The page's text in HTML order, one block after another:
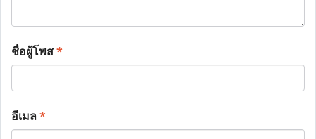
ชื่อผู้โพส*
อีเมล*